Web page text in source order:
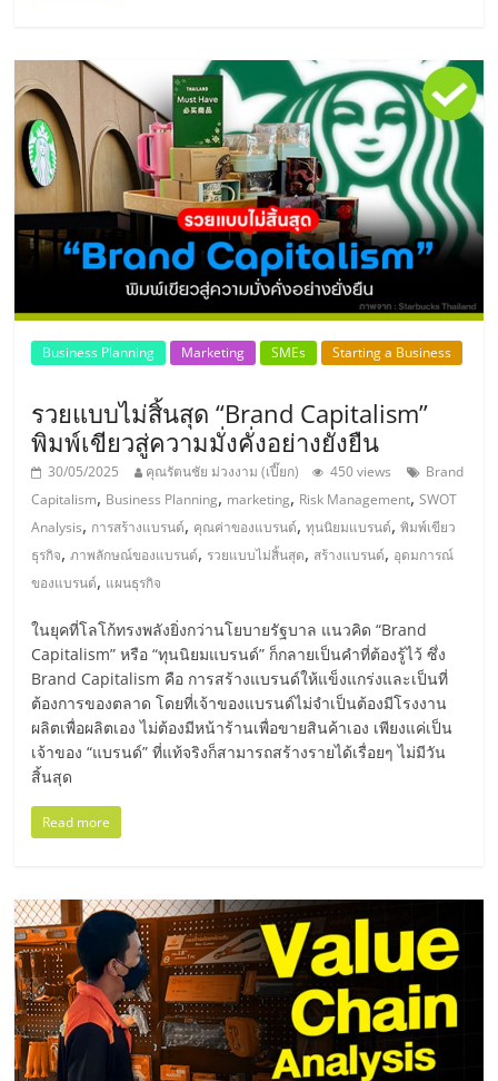
แฟ
รน
ไชส์
แฟ
รน
ไชส์
ขาย
หน้า
บ้าน
ลงทุน
น้อย
คืน
ทุน
ไว,
ที่
ปรึกษา
การ
Business Planning Marketing SMEs Starting a Business
รวยแบบไม่สิ้นสุด “Brand Capitalism”
พิมพ์เขียวสู่ความมั่งคั่งอย่างยั่งยืน
30/05/2025 คุณรัตนชัย ม่วงงาม (เปี๊ยก) 450 views
Brand
Capitalism, Business Planning, marketing, Risk Management,SWOT
Analysis, การสร้างแบรนด์, คุณค่าของแบรนด์,ทุนนิยมแบรนด์,พิมพ์เขียว
ธุรกิจ,ภาพลักษณ์ของแบรนด์, รวยแบบไม่สิ้นสุด, สร้างแบรนด์, อุดมการณ์
ของแบรนด์, แผนธุรกิจ
ในยุคที่โลโก้ทรงพลังยิ่งกว่านโยบายรัฐบาล แนวคิด “Brand
Capitalism” หรือ “ทุนนิยมแบรนด์” ก็กลายเป็นคำที่ต้องรู้ไว้ ซึ่ง
Brand Capitalism คือ การสร้างแบรนด์ให้แข็งแกร่งและเป็นที่
ต้องการของตลาด โดยที่เจ้าของแบรนด์ไม่จำเป็นต้องมีโรงงาน
ผลิตเพื่อผลิตเอง ไม่ต้องมีหน้าร้านเพื่อขายสินค้าเอง เพียงแค่เป็น
เจ้าของ “แบรนด์” ที่แท้จริงก็สามารถสร้างรายได้เรื่อยๆ ไม่มีวัน
สิ้นสุด
Read more